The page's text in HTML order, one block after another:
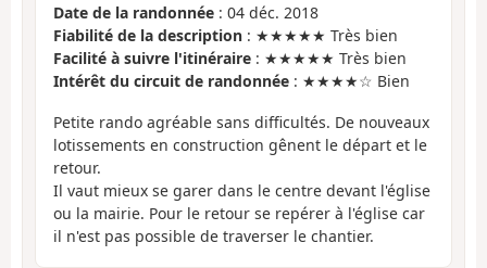
Date de la randonnée : 04 déc. 2018
Fiabilité de la description : ★★★★★ Très bien
Facilité à suivre l'itinéraire : ★★★★★ Très bien
Intérêt du circuit de randonnée : ★★★★☆ Bien
Petite rando agréable sans difficultés. De nouveaux
lotissements en construction gênent le départ et le
retour.
Il vaut mieux se garer dans le centre devant l'église
ou la mairie. Pour le retour se repérer à l'église car
il n'est pas possible de traverser le chantier.